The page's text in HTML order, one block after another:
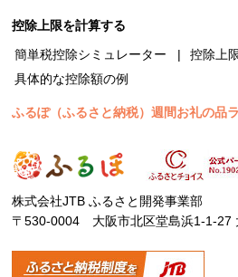
控除上限を計算する
簡単税控除シミュレーター
控除上
具体的な控除額の例
ふるぽ（ふるさと納税）週間お礼の品
株式会社JTB ふるさと開発事業部
〒530-0004 大阪市北区堂島浜1-1-27